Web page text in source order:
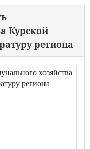
Курской
региона